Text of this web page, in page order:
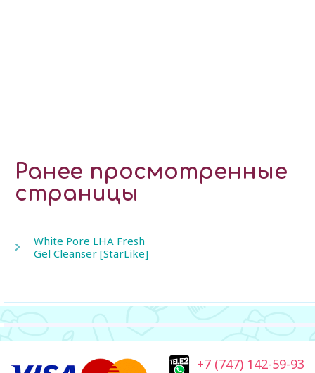
Ранее просмотренные
страницы
White Pore LHA Fresh
Gel Cleanser [StarLike]
+7 (747) 142-59-93